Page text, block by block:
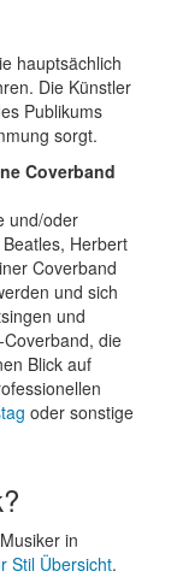
hauptsächlich
Die Künstler
Publikums
sorgt.
Coverband
und/oder
Herbert
Coverband
und sich
und
die
Blick auf
oder sonstige
in
Stil Übersicht.